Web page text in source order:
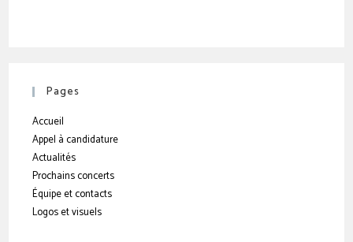
Pages
Accueil
Appel à candidature
Actualités
Prochains concerts
Équipe et contacts
Logos et visuels